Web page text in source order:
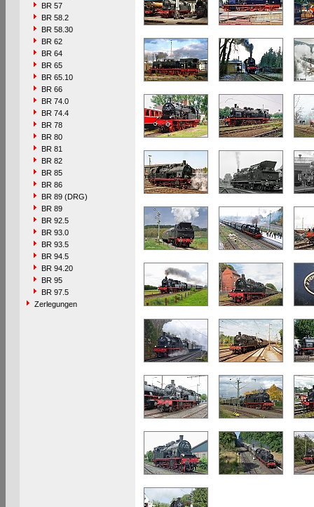
BR 57
BR 58.2
BR 58.30
BR 62
BR 64
BR 65
BR 65.10
BR 66
BR 74.0
BR 74.4
BR 78
BR 80
BR 81
BR 82
BR 85
BR 86
BR 89 (DRG)
BR 89
BR 92.5
BR 93.0
BR 93.5
BR 94.5
BR 94.20
BR 95
BR 97.5
Zerlegungen